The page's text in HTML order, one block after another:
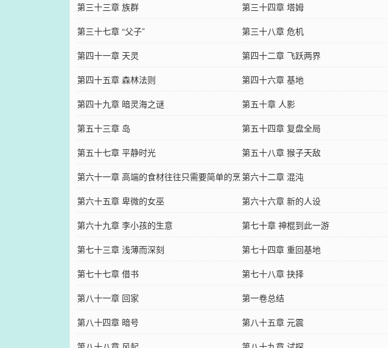
第三十三章 族群
第三十四章 塔姆
第三十七章 “父子”
第三十八章 危机
第四十一章 天灵
第四十二章 飞跃两界
第四十五章 森林法则
第四十六章 基地
第四十九章 暗灵海之谜
第五十章 人影
第五十三章 岛
第五十四章 复盘全局
第五十七章 平静时光
第五十八章 猴子天敌
第六十一章 高端的食材往往只需要简单的烹
饪
第六十二章 混沌
第六十五章 卑微的女巫
第六十六章 新的人设
第六十九章 李小孩的生意
第七十章 神棍到此一游
第七十三章 浅薄而深刻
第七十四章 重回基地
第七十七章 借书
第七十八章 抉择
第八十一章 回家
第一卷总结
第八十四章 暗号
第八十五章 元震